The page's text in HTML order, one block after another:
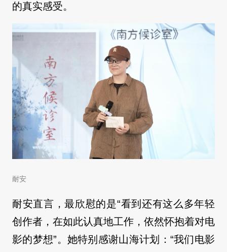
的真实感受。
耐安
耐安直言，最欣慰的是“看到还有这么多年轻
创作者，在如此认真地工作，依然怀抱着对电
影的梦想”。她特别感谢山海计划：“我们电影